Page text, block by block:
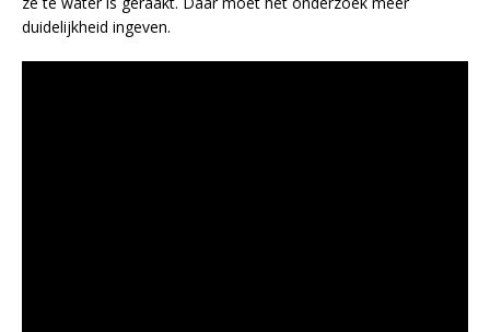
duidelijkheid ingeven.